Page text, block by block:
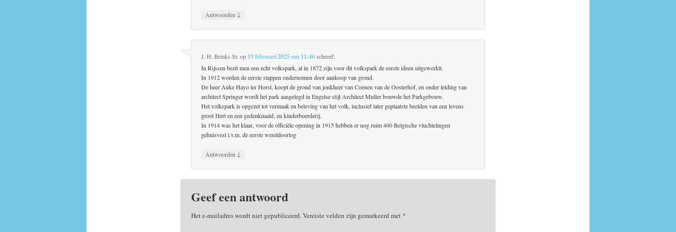
Antwoorden ↓
J. H. Brinks Sr. op 19 februari 2025 om 11:46 schreef:
In Rijssen bezit men een echt volkspark, al in 1872 zijn voor dit volkspark de eerste ideen uitgewerktt.
In 1912 worden de eerste stappen ondernomen door aankoop van grond.
De heer Auke Hayo ter Horst, koopt de grond van jonkheer van Coenen van de Oosterhof, en onder leiding van
architect Springer wordt het park aangelegd in Engelse stijl Architect Muller bouwde het Parkgebouw.
Het volkspark is opgezet tot vermaak en beleving van het volk, inclusief later geplaatste beelden van een levens
groot Hert en een gedenknaald, en kinderboerderij.
In 1914 was het klaar, voor de officiële opening in 1915 hebben er nog ruim 400 Belgische vluchtelingen
gehuisvest i.v.m. de eerste wereldoorlog
Antwoorden ↓
Geef een antwoord
Het e-mailadres wordt niet gepubliceerd.Vereiste velden zijn gemarkeerd met *